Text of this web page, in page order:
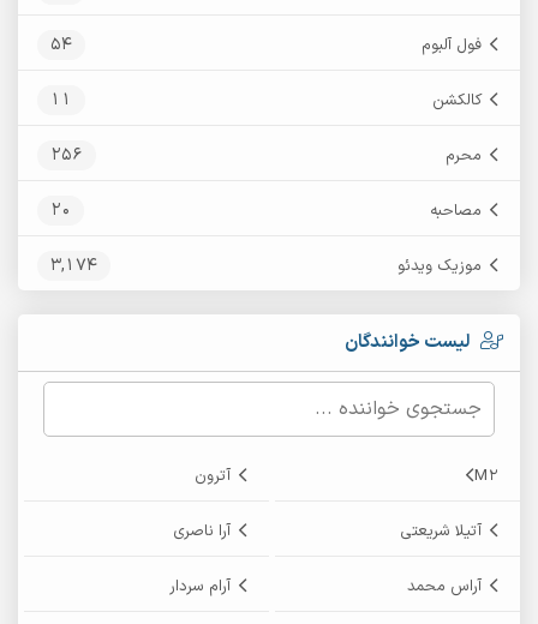
فول آلبوم 54
کالکشن 11
محرم 256
مصاحبه 20
موزیک ویدئو 3,174
لیست خوانندگان
M2 آترون
آتیلا شریعتی آرا ناصری
آراس محمد آرام سردار